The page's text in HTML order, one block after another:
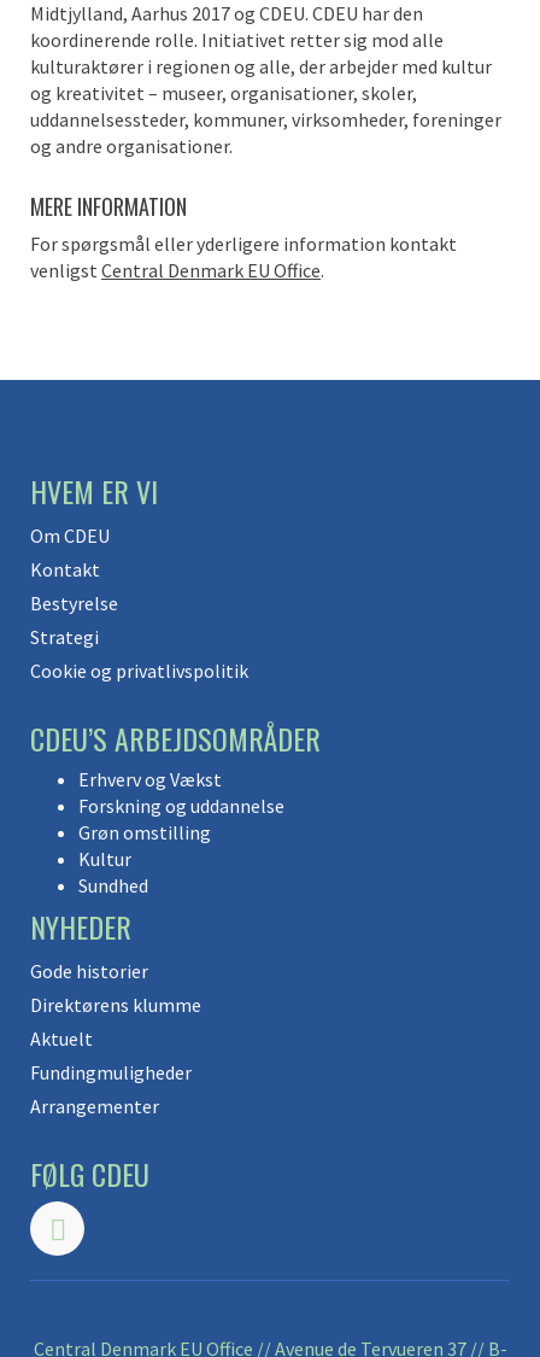
Midtjylland, Aarhus 2017 og CDEU. CDEU har den
koordinerende rolle. Initiativet retter sig mod alle
kulturaktører i regionen og alle, der arbejder med kultur
og kreativitet – museer, organisationer, skoler,
uddannelsessteder, kommuner, virksomheder, foreninger
og andre organisationer.
MERE INFORMATION
For spørgsmål eller yderligere information kontakt
venligst Central Denmark EU Office.
HVEM ER VI
Om CDEU
Kontakt
Bestyrelse
Strategi
Cookie og privatlivspolitik
CDEU’S ARBEJDSOMRÅDER
Erhverv og Vækst
Forskning og uddannelse
Grøn omstilling
Kultur
Sundhed
NYHEDER
Gode historier
Direktørens klumme
Aktuelt
Fundingmuligheder
Arrangementer
FØLG CDEU
Central Denmark EU Office // Avenue de Tervueren 37 // B-